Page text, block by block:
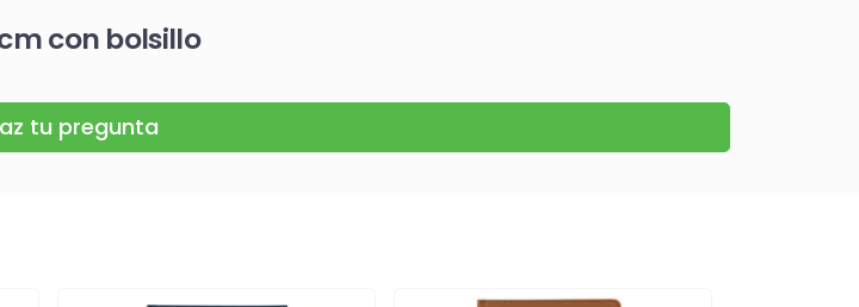
con bolsillo
tu pregunta